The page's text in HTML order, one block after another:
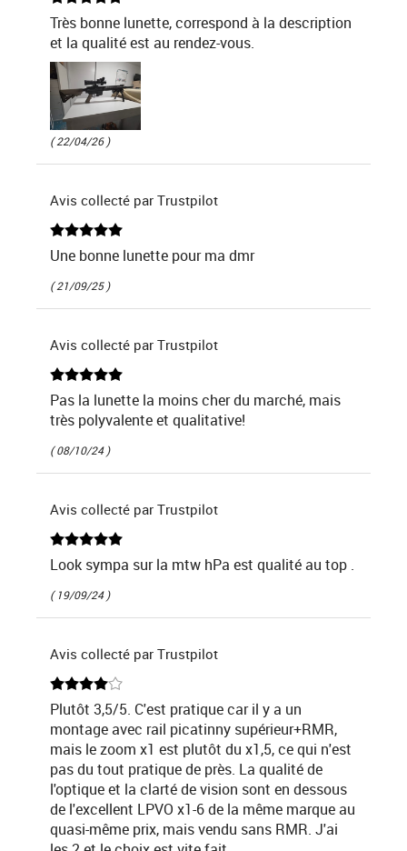
Très bonne lunette, correspond à la description
et la qualité est au rendez-vous.
( 22/04/26 )
Avis collecté par Trustpilot
Une bonne lunette pour ma dmr
( 21/09/25 )
Avis collecté par Trustpilot
Pas la lunette la moins cher du marché, mais
très polyvalente et qualitative!
( 08/10/24 )
Avis collecté par Trustpilot
Look sympa sur la mtw hPa est qualité au top .
( 19/09/24 )
Avis collecté par Trustpilot
Plutôt 3,5/5. C'est pratique car il y a un
montage avec rail picatinny supérieur+RMR,
mais le zoom x1 est plutôt du x1,5, ce qui n'est
pas du tout pratique de près. La qualité de
l'optique et la clarté de vision sont en dessous
de l'excellent LPVO x1-6 de la même marque au
quasi-même prix, mais vendu sans RMR. J'ai